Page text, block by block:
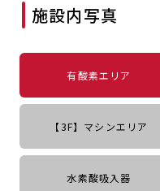
キャンペーン
アクセス
見学・体験
施設内写真
有酸素エリア
【3F】マシンエリア
水素酸吸入器